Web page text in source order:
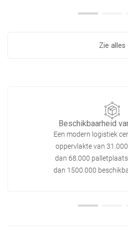
Zie alles
Beschikbaarheid
Een modern logistiek
oppervlakte van
dan 68.000
dan 1500.000